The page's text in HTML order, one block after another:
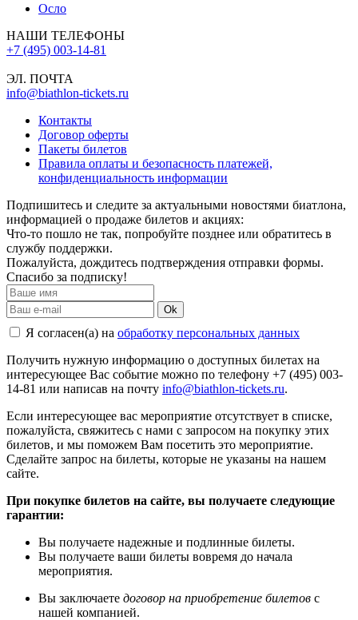
Осло
НАШИ ТЕЛЕФОНЫ
+7 (495) 003-14-81
ЭЛ. ПОЧТА
info@biathlon-tickets.ru
Контакты
Договор оферты
Пакеты билетов
Правила оплаты и безопасность платежей,
конфиденциальность информации
Подпишитесь и следите за актуальными новостями биатлона,
информацией о продаже билетов и акциях:
Что-то пошло не так, попробуйте позднее или обратитесь в
службу поддержки.
Пожалуйста, дождитесь подтверждения отправки формы.
Спасибо за подписку!
Ok
Я согласен(а) на обработку персональных данных
Получить нужную информацию о доступных билетах на
интересующее Вас событие можно по телефону +7 (495) 003-
14-81 или написав на почту info@biathlon-tickets.ru.
Если интересующее вас мероприятие отсутствует в списке,
пожалуйста, свяжитесь с нами с запросом на покупку этих
билетов, и мы поможем Вам посетить это мероприятие.
Cделайте запрос на билеты, которые не указаны на нашем
сайте.
При покупке билетов на сайте, вы получаете следующие
гарантии:
Вы получаете надежные и подлинные билеты.
Вы получаете ваши билеты вовремя до начала
мероприятия.
Вы заключаете договор на приобретение билетов с
нашей компанией.